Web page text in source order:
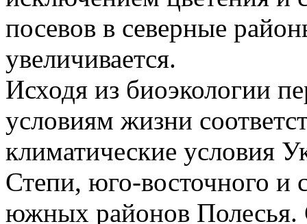
посевов в северные
увеличивается.
Исходя из биоэкологии
условиям жизни
климатические условия
Степи, юго-восточного и
южных районов